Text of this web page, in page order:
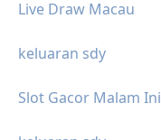
Live Draw Macau
keluaran sdy
Slot Gacor Malam Ini